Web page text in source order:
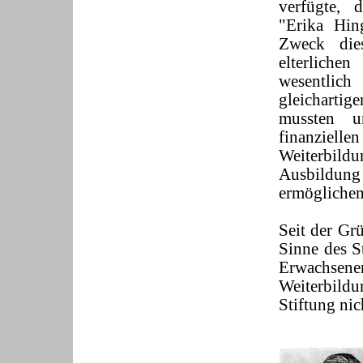
verfügte,
"Erika
Zweck
mussten
Seit der
Sinne des
Stiftung